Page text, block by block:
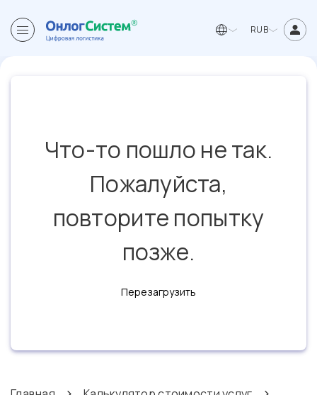
RUB
Что-то пошло не так.
Пожалуйста,
повторите попытку
позже.
Перезагрузить